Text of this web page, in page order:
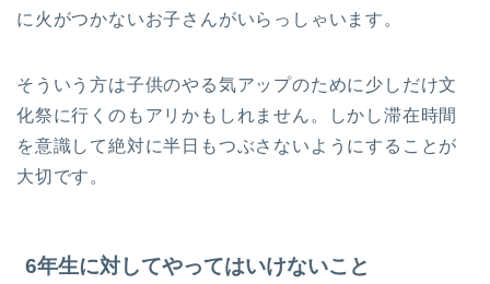
に火がつかないお子さんがいらっしゃいます。
そういう方は子供のやる気アップのために少しだけ文
化祭に行くのもアリかもしれません。しかし滞在時間
を意識して絶対に半日もつぶさないようにすることが
大切です。
6年生に対してやってはいけないこと